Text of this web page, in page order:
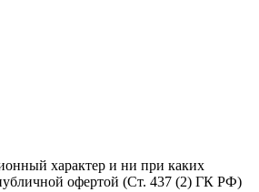
характер и ни при каких
офертой (Ст. 437 (2) ГК РФ)